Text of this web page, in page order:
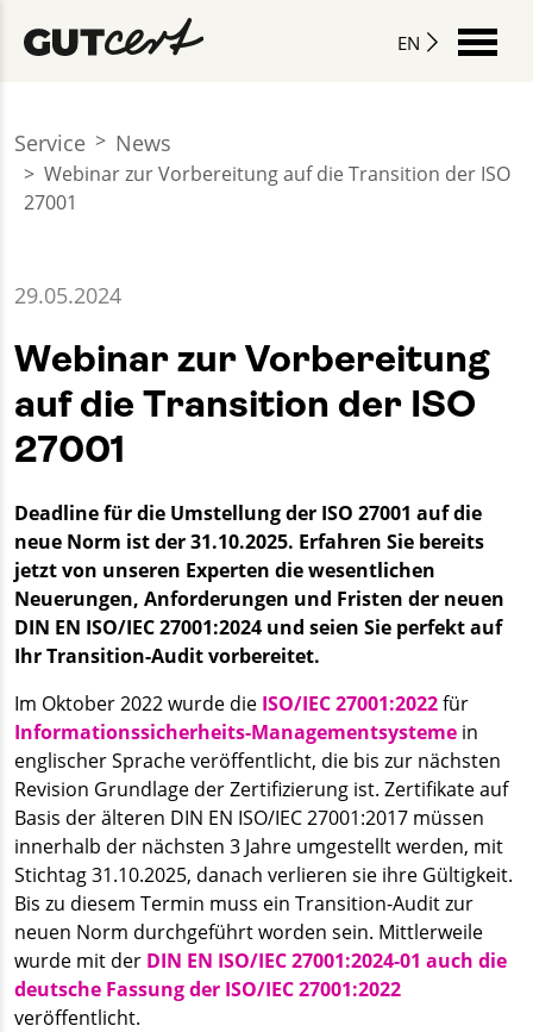
EN
Service News
Webinar zur Vorbereitung auf die Transition der ISO
27001
29.05.2024
Webinar zur Vorbereitung
auf die Transition der ISO
27001
Deadline für die Umstellung der ISO 27001 auf die
neue Norm ist der 31.10.2025. Erfahren Sie bereits
jetzt von unseren Experten die wesentlichen
Neuerungen, Anforderungen und Fristen der neuen
DIN EN ISO/IEC 27001:2024 und seien Sie perfekt auf
Ihr Transition-Audit vorbereitet.
Im Oktober 2022 wurde die ISO/IEC 27001:2022für
Informationssicherheits-Managementsysteme in
englischer Sprache veröffentlicht, die bis zur nächsten
Revision Grundlage der Zertifizierung ist. Zertifikate auf
Basis der älteren DIN EN ISO/IEC 27001:2017 müssen
innerhalb der nächsten 3 Jahre umgestellt werden, mit
Stichtag 31.10.2025, danach verlieren sie ihre Gültigkeit.
Bis zu diesem Termin muss ein Transition-Audit zur
neuen Norm durchgeführt worden sein. Mittlerweile
wurde mit der DIN EN ISO/IEC 27001:2024-01 auch die
deutsche Fassung der ISO/IEC 27001:2022
veröffentlicht.